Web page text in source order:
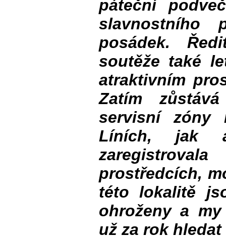
páteční
slavnostního
posádek.
soutěže také
atraktivním
Zatím
servisní zóny
Líních, jak
prostředcích,
této lokalitě
ohroženy a
už za rok